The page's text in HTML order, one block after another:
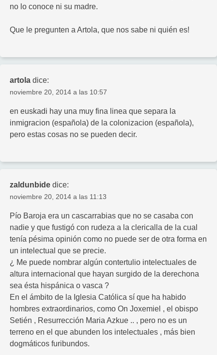
no lo conoce ni su madre.
Que le pregunten a Artola, que nos sabe ni quién es!
artola dice:
noviembre 20, 2014 a las 10:57
en euskadi hay una muy fina linea que separa la
inmigracion (española) de la colonizacion (española),
pero estas cosas no se pueden decir.
zaldunbide dice:
noviembre 20, 2014 a las 11:13
Pío Baroja era un cascarrabias que no se casaba con
nadie y que fustigó con rudeza a la clericalla de la cual
tenía pésima opinión como no puede ser de otra forma en
un intelectual que se precie.
¿ Me puede nombrar algún contertulio intelectuales de
altura internacional que hayan surgido de la derechona
sea ésta hispánica o vasca ?
En el ámbito de la Iglesia Católica sí que ha habido
hombres extraordinarios, como On Joxemiel , el obispo
Setién , Resurrección Maria Azkue .. , pero no es un
terreno en el que abunden los intelectuales , más bien
dogmáticos furibundos.